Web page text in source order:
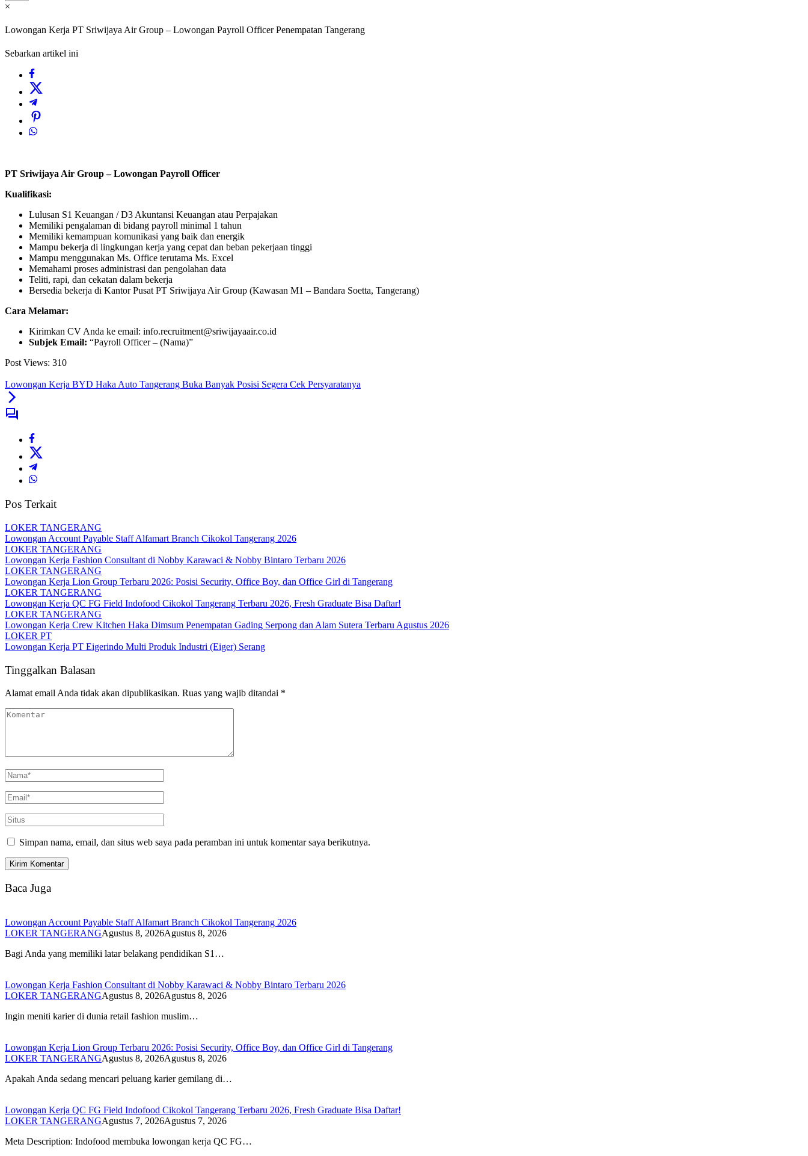
×
Lowongan Kerja PT Sriwijaya Air Group – Lowongan Payroll Officer Penempatan Tangerang
Sebarkan artikel ini
PT Sriwijaya Air Group – Lowongan Payroll Officer
Kualifikasi:
Lulusan S1 Keuangan / D3 Akuntansi Keuangan atau Perpajakan
Memiliki pengalaman di bidang payroll minimal 1 tahun
Memiliki kemampuan komunikasi yang baik dan energik
Mampu bekerja di lingkungan kerja yang cepat dan beban pekerjaan tinggi
Mampu menggunakan Ms. Office terutama Ms. Excel
Memahami proses administrasi dan pengolahan data
Teliti, rapi, dan cekatan dalam bekerja
Bersedia bekerja di Kantor Pusat PT Sriwijaya Air Group (Kawasan M1 – Bandara Soetta, Tangerang)
Cara Melamar:
Kirimkan CV Anda ke email: info.recruitment@sriwijayaair.co.id
Subjek Email: “Payroll Officer – (Nama)”
Post Views: 310
Lowongan Kerja BYD Haka Auto Tangerang Buka Banyak Posisi Segera Cek Persyaratanya
Pos Terkait
LOKER TANGERANG
Lowongan Account Payable Staff Alfamart Branch Cikokol Tangerang 2026
LOKER TANGERANG
Lowongan Kerja Fashion Consultant di Nobby Karawaci & Nobby Bintaro Terbaru 2026
LOKER TANGERANG
Lowongan Kerja Lion Group Terbaru 2026: Posisi Security, Office Boy, dan Office Girl di Tangerang
LOKER TANGERANG
Lowongan Kerja QC FG Field Indofood Cikokol Tangerang Terbaru 2026, Fresh Graduate Bisa Daftar!
LOKER TANGERANG
Lowongan Kerja Crew Kitchen Haka Dimsum Penempatan Gading Serpong dan Alam Sutera Terbaru Agustus 2026
LOKER PT
Lowongan Kerja PT Eigerindo Multi Produk Industri (Eiger) Serang
Tinggalkan Balasan
Alamat email Anda tidak akan dipublikasikan. Ruas yang wajib ditandai *
Simpan nama, email, dan situs web saya pada peramban ini untuk komentar saya berikutnya.
Baca Juga
Lowongan Account Payable Staff Alfamart Branch Cikokol Tangerang 2026
LOKER TANGERANGAgustus 8, 2026Agustus 8, 2026
Bagi Anda yang memiliki latar belakang pendidikan S1…
Lowongan Kerja Fashion Consultant di Nobby Karawaci & Nobby Bintaro Terbaru 2026
LOKER TANGERANGAgustus 8, 2026Agustus 8, 2026
Ingin meniti karier di dunia retail fashion muslim…
Lowongan Kerja Lion Group Terbaru 2026: Posisi Security, Office Boy, dan Office Girl di Tangerang
LOKER TANGERANGAgustus 8, 2026Agustus 8, 2026
Apakah Anda sedang mencari peluang karier gemilang di…
Lowongan Kerja QC FG Field Indofood Cikokol Tangerang Terbaru 2026, Fresh Graduate Bisa Daftar!
LOKER TANGERANGAgustus 7, 2026Agustus 7, 2026
Meta Description: Indofood membuka lowongan kerja QC FG…